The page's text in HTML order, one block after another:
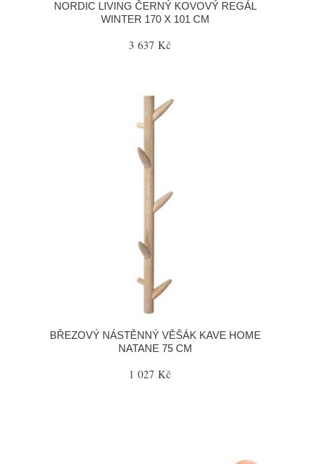
NORDIC LIVING ČERNÝ KOVOVÝ REGÁL
WINTER 170 X 101 CM
3 637 Kč
BŘEZOVÝ NÁSTĚNNÝ VĚŠÁK KAVE HOME
NATANE 75 CM
1 027 Kč